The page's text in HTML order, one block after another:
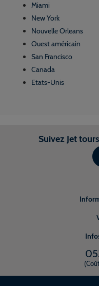
Miami
New York
Nouvelle Orleans
Ouest américain
San Francisco
Canada
Etats-Unis
Suivez Jet